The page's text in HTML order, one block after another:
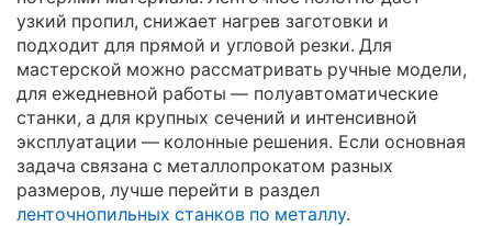
узкий пропил, снижает нагрев заготовки и
подходит для прямой и угловой резки. Для
мастерской можно рассматривать ручные модели,
для ежедневной работы — полуавтоматические
станки, а для крупных сечений и интенсивной
эксплуатации — колонные решения. Если основная
задача связана с металлопрокатом разных
размеров, лучше перейти в раздел
ленточнопильных станков по металлу.